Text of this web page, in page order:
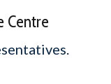
Centre